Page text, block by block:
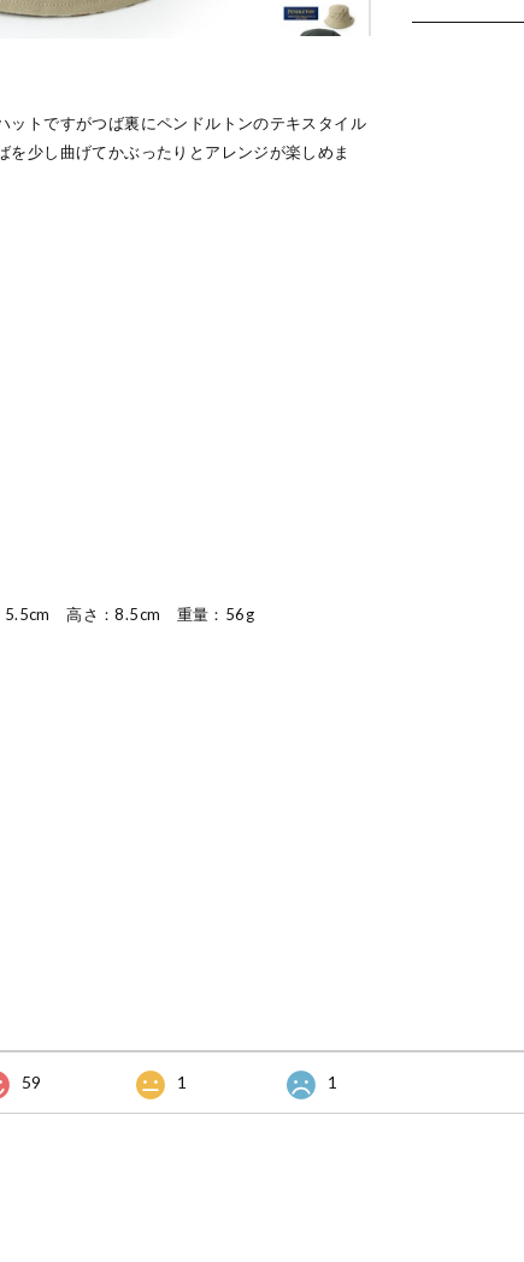
ットですがつば裏にペンドルトンのテキスタイル
を少し曲げてかぶったりとアレンジが楽しめま
5.5cm 高さ：8.5cm 重量：56g
59 1 1